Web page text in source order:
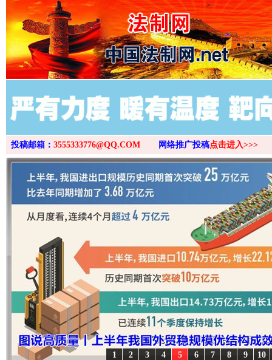
>
投稿邮箱： 3555333776@QQ.COM 网络推广投稿点击进入>>>
10
9
8
7
6
5
4
3
2
1